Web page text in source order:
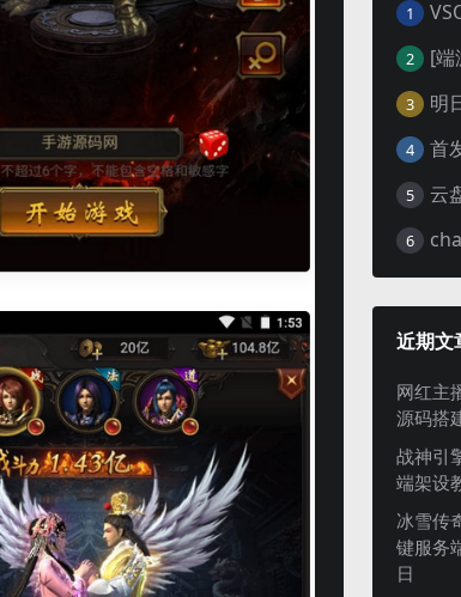
1
2
3
4
5
6
近期文
网红主
源码搭
战神引
端架设
冰雪传
键服务
日